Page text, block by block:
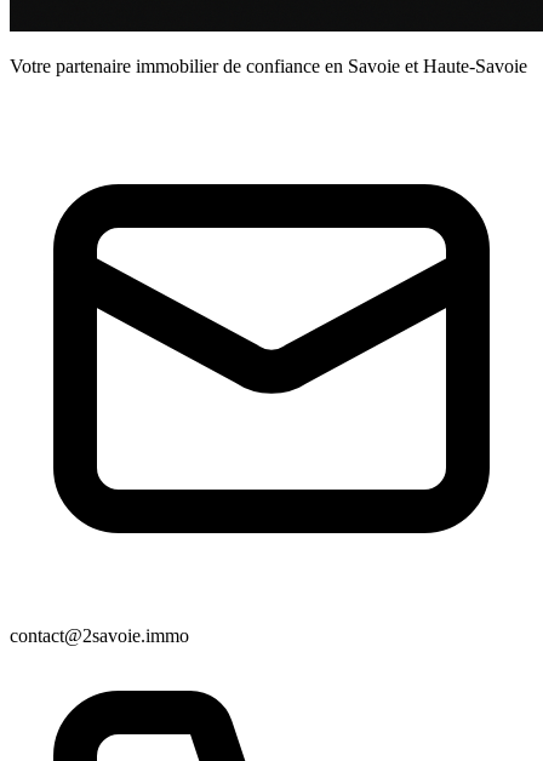
Votre partenaire immobilier de confiance en Savoie et Haute-Savoie
contact@2savoie.immo